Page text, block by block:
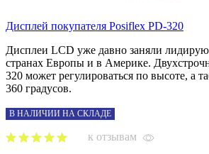
Дисплей покупателя Posiflex PD-320
Дисплеи LCD уже давно заняли
странах Европы и в Америке.
320 может регулироваться по высоте, а
360 градусов.
В НАЛИЧИИ НА СКЛАДЕ
к отзывам